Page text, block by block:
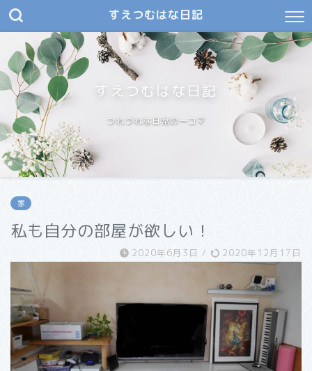
すえつむはな日記
すえつむはな日記
つれづれな日常の一コマ
家
私も自分の部屋が欲しい！
2020年6月3日 / 2020年12月17日